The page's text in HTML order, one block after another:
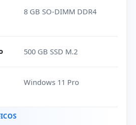
8 GB SO-DIMM DDR4
500 GB SSD M.2
Windows 11 Pro